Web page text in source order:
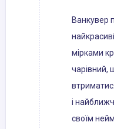
Ванкувер
мірками
чарівний,
і
своїм